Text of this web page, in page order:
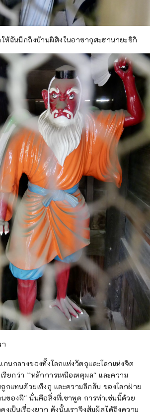
ห้ฉันนึกถึงบ้านผีสิงในอาซากุสะฮานายะชิกิ
นกลางของทั้งโลกแห่งวัตถุและโลกแห่งจิต
กว่า ``หลักการเหนือเหตุผล'' และความ
กแทนด้วยเท็งกุ และความลึกลับ ของโลกฝ่าย
องผี'' นั่นคือสิ่งที่เขาพูด การทำเช่นนี้ด้วย
งเป็นเรื่องยาก ดังนั้นเราจึงสัมผัสได้ถึงความ